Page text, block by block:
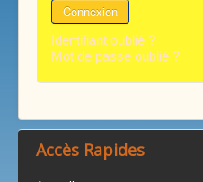
Connexion
Identifiant oublié ?
Mot de passe oublié ?
Accès Rapides